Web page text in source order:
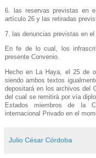
6. las reservas previstas en
artículo 26 y las retiradas
7. las denuncias previstas en el
En fe de lo cual, los
presente Convenio.
Hecho en La Haya , el 25 de
siendo ambos textos
depositará en los archivos del
del cual se remitirá por vía
Estados miembros de la
internacional Privado en el
Julio César Córdoba